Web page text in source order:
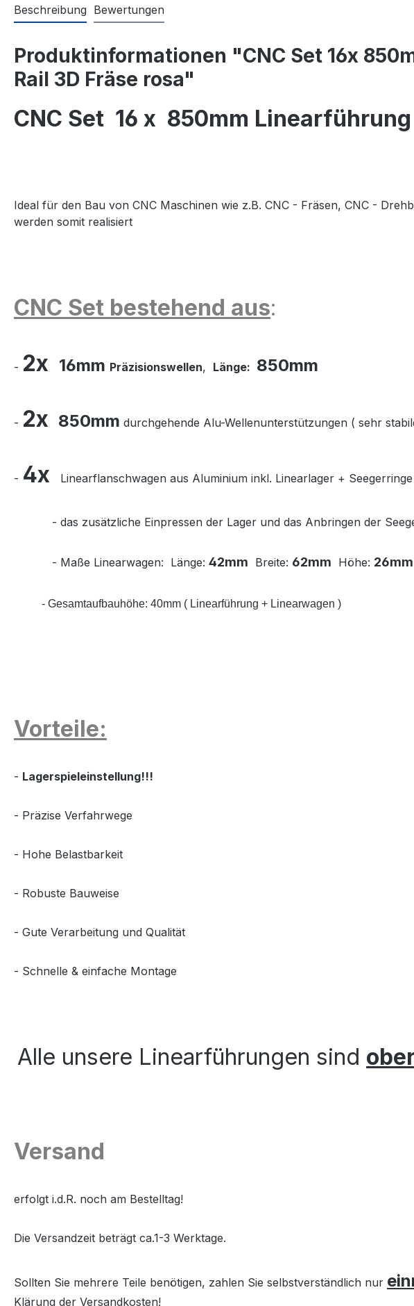
Beschreibung Bewertungen
Produktinformationen "CNC Set 16x
Rail 3D Fräse rosa"
CNC Set 16 x 850mm
Ideal für den Bau von CNC Maschinen wie z.B. CNC - Fräsen, CNC -
werden somit realisiert
CNC Set bestehend aus:
- 2x 16mm Präzisionswellen, Länge: 850mm
- 2x 850mm durchgehende Alu-Wellenunterstützungen ( sehr
- 4x Linearflanschwagen aus Aluminium inkl. Linearlager +
- das zusätzliche Einpressen der Lager und das Anbringen der
- Maße Linearwagen: Länge: 42mm Breite: 62mm Höhe: 26mm
- Gesamtaufbauhöhe: 40mm ( Linearführung + Linearwagen )
Vorteile:
- Lagerspieleinstellung!!!
- Präzise Verfahrwege
- Hohe Belastbarkeit
- Robuste Bauweise
- Gute Verarbeitung und Qualität
- Schnelle & einfache Montage
Alle unsere Linearführungen sind
Versand
erfolgt i.d.R. noch am Bestelltag!
Die Versandzeit beträgt ca.1-3 Werktage.
Sollten Sie mehrere Teile benötigen, zahlen Sie selbstverständlich nur
Klärung der Versandkosten!